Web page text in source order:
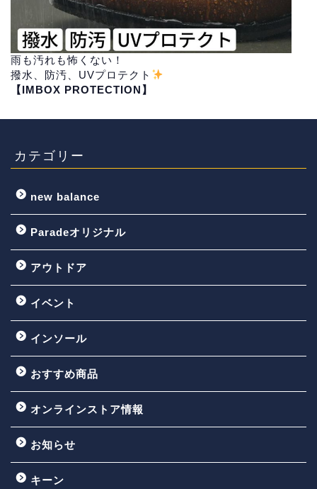
雨も汚れも怖くない！
撥水、防汚、UVプロテクト
【IMBOX PROTECTION】
カテゴリー
new balance
Paradeオリジナル
アウトドア
イベント
インソール
おすすめ商品
オンラインストア情報
お知らせ
キーン